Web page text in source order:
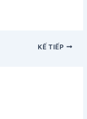
KẾ TIẾP